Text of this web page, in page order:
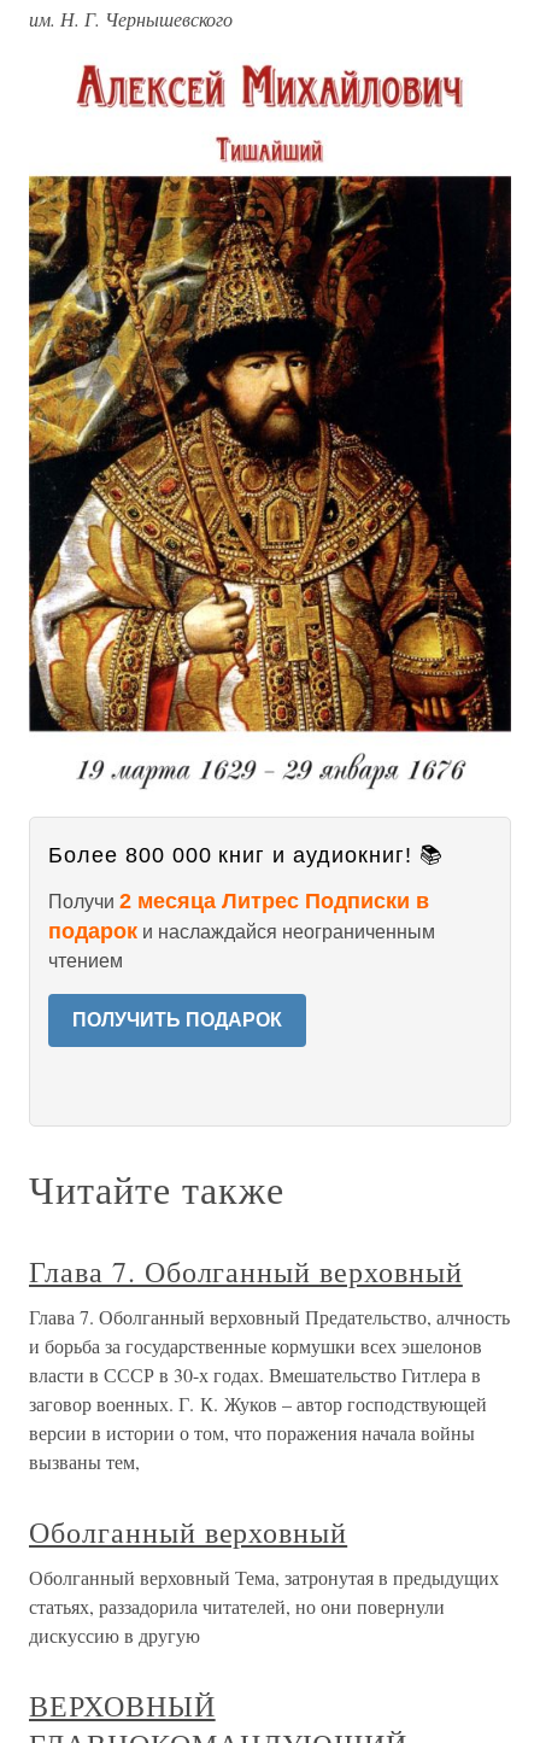
им. Н. Г. Чернышевского
Более 800 000 книг и аудиокниг! 📚
Получи 2 месяца Литрес Подписки в
подарок и наслаждайся неограниченным
чтением
ПОЛУЧИТЬ ПОДАРОК
Читайте также
Глава 7. Оболганный верховный
Глава 7. Оболганный верховный Предательство, алчность
и борьба за государственные кормушки всех эшелонов
власти в СССР в 30-х годах. Вмешательство Гитлера в
заговор военных. Г. К. Жуков – автор господствующей
версии в истории о том, что поражения начала войны
вызваны тем,
Оболганный верховный
Оболганный верховный Тема, затронутая в предыдущих
статьях, раззадорила читателей, но они повернули
дискуссию в другую
ВЕРХОВНЫЙ